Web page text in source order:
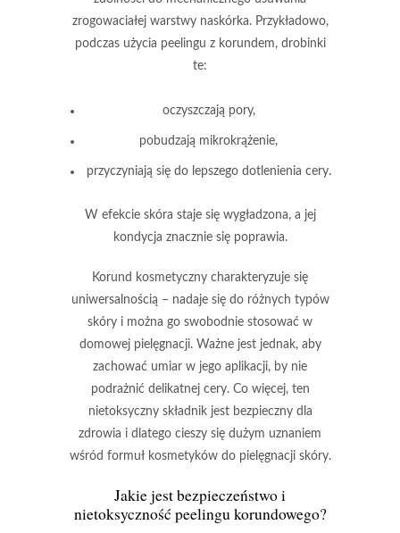
zrogowaciałej warstwy naskórka. Przykładowo,
podczas użycia peelingu z korundem, drobinki
te:
oczyszczają pory,
pobudzają mikrokrążenie,
przyczyniają się do lepszego dotlenienia cery.
W efekcie skóra staje się wygładzona, a jej
kondycja znacznie się poprawia.
Korund kosmetyczny charakteryzuje się
uniwersalnością – nadaje się do różnych typów
skóry i można go swobodnie stosować w
domowej pielęgnacji. Ważne jest jednak, aby
zachować umiar w jego aplikacji, by nie
podrażnić delikatnej cery. Co więcej, ten
nietoksyczny składnikjest bezpieczny dla
zdrowia i dlatego cieszy się dużym uznaniem
wśród formuł kosmetyków do pielęgnacji skóry.
Jakie jest bezpieczeństwo i
nietoksyczność peelingu korundowego?